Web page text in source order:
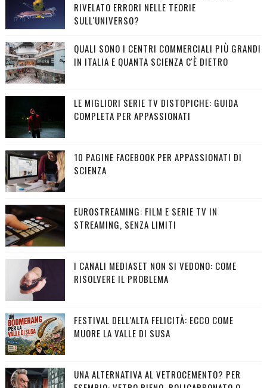
RIVELATO ERRORI NELLE TEORIE
SULL'UNIVERSO?
QUALI SONO I CENTRI COMMERCIALI PIÙ GRANDI
IN ITALIA E QUANTA SCIENZA C'È DIETRO
LE MIGLIORI SERIE TV DISTOPICHE: GUIDA
COMPLETA PER APPASSIONATI
10 PAGINE FACEBOOK PER APPASSIONATI DI
SCIENZA
EUROSTREAMING: FILM E SERIE TV IN
STREAMING, SENZA LIMITI
I CANALI MEDIASET NON SI VEDONO: COME
RISOLVERE IL PROBLEMA
FESTIVAL DELL'ALTA FELICITÀ: ECCO COME
MUORE LA VALLE DI SUSA
UNA ALTERNATIVA AL VETROCEMENTO? PER